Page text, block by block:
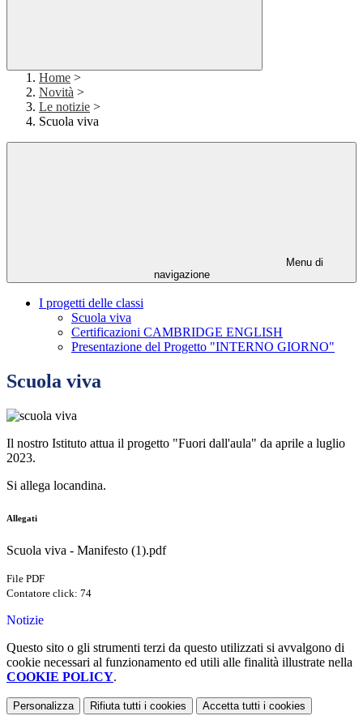
Home >
Novità >
Le notizie >
Scuola viva
Menu di
navigazione
I progetti delle classi
Scuola viva
Certificazioni CAMBRIDGE ENGLISH
Presentazione del Progetto "INTERNO GIORNO"
Scuola viva
Il nostro Istituto attua il progetto "Fuori dall'aula" da aprile a luglio
2023.
Si allega locandina.
Allegati
Scuola viva - Manifesto (1).pdf
File PDF
Contatore click: 74
Notizie
Questo sito o gli strumenti terzi da questo utilizzati si avvalgono di
cookie necessari al funzionamento ed utili alle finalità illustrate nella
COOKIE POLICY.
Personalizza Rifiuta tutti i cookies Accetta tutti i cookies